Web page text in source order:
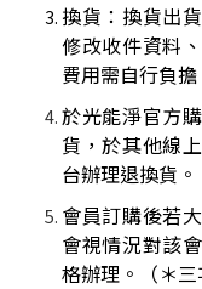
換貨：換貨出
修改收件資料
費用需自行負擔
於光能淨官方
貨，於其他線
台辦理退換貨。
會員訂購後若
會視情況對該
格辦理。（＊